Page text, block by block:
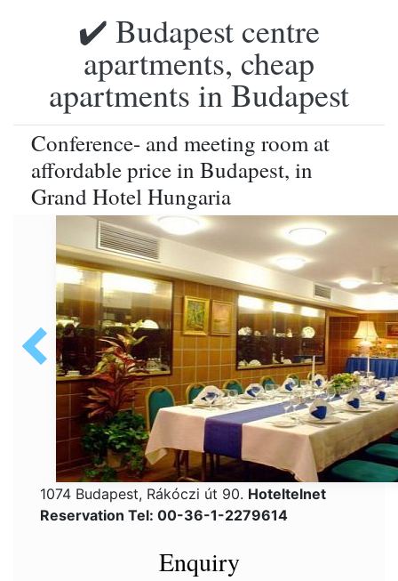
✔️ Budapest centre
apartments, cheap
apartments in Budapest
Conference- and meeting room at
affordable price in Budapest, in
Grand Hotel Hungaria
1074 Budapest, Rákóczi út 90. Hoteltelnet
Reservation Tel: 00-36-1-2279614
Enquiry